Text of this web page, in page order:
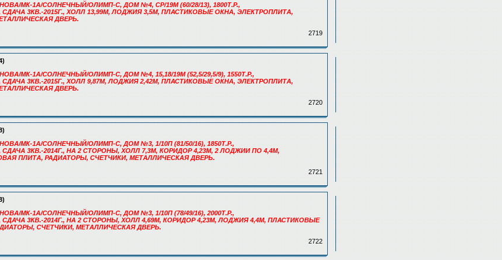
МК-1А/СОЛНЕЧНЫЙ/ОЛИМП-С, ДОМ №4, СР/19М (60/28/13), 1800Т.Р.,
3КВ.-2015Г., ХОЛЛ 13,99М, ЛОДЖИЯ 3,5М, ПЛАСТИКОВЫЕ ОКНА, ЭЛЕКТРОПЛИТА,
ДВЕРЬ.
2719
МК-1А/СОЛНЕЧНЫЙ/ОЛИМП-С, ДОМ №4, 15,18/19М (52,5/29,5/9), 1550Т.Р.,
3КВ.-2015Г., ХОЛЛ 9,87М, ЛОДЖИЯ 2,42М, ПЛАСТИКОВЫЕ ОКНА, ЭЛЕКТРОПЛИТА,
ДВЕРЬ.
2720
МК-1А/СОЛНЕЧНЫЙ/ОЛИМП-С, ДОМ №3, 1/10П (81/50/16), 1850Т.Р.,
3КВ.-2014Г., НА 2 СТОРОНЫ, ХОЛЛ 7,3М, КОРИДОР 4,23М, 2 ЛОДЖИИ ПО 4,4М,
ПЛИТА, РАДИАТОРЫ, СЧЕТЧИКИ, МЕТАЛЛИЧЕСКАЯ ДВЕРЬ.
2721
МК-1А/СОЛНЕЧНЫЙ/ОЛИМП-С, ДОМ №3, 1/10П (78/49/16), 2000Т.Р.,
3КВ.-2014Г., НА 2 СТОРОНЫ, ХОЛЛ 4,69М, КОРИДОР 4,23М, ЛОДЖИЯ 4,4М, ПЛАСТИКОВЫЕ
СЧЕТЧИКИ, МЕТАЛЛИЧЕСКАЯ ДВЕРЬ.
2722